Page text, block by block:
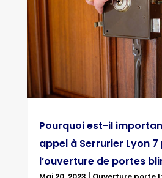
Pourquoi est-il
appel à Serrurier Lyon 7
l’ouverture de portes